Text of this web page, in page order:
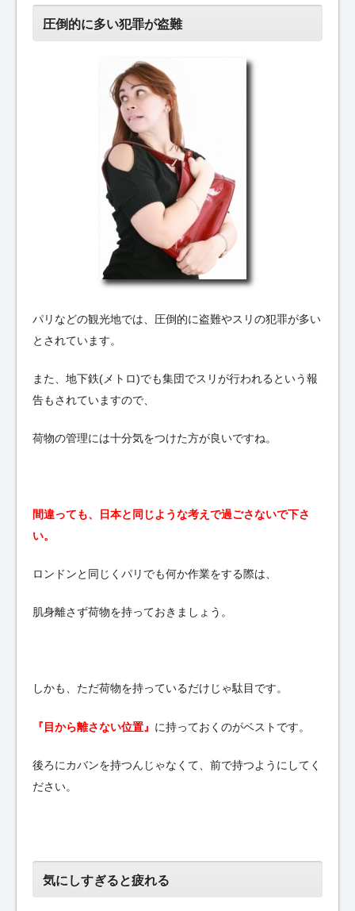
圧倒的に多い犯罪が盗難
パリなどの観光地では、圧倒的に盗難やスリの犯罪が多い
とされています。
また、地下鉄(メトロ)でも集団でスリが行われるという報
告もされていますので、
荷物の管理には十分気をつけた方が良いですね。
間違っても、日本と同じような考えで過ごさないで下さ
い。
ロンドンと同じくパリでも何か作業をする際は、
肌身離さず荷物を持っておきましょう。
しかも、ただ荷物を持っているだけじゃ駄目です。
『目から離さない位置』 に持っておくのがベストです。
後ろにカバンを持つんじゃなくて、前で持つようにしてく
ださい。
気にしすぎると疲れる